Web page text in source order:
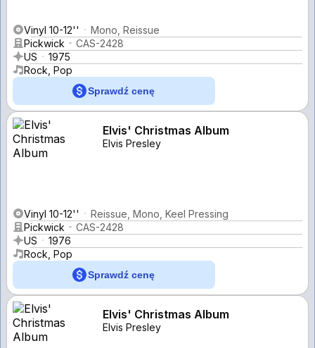
Vinyl 10-12''
Mono, Reissue
Pickwick
CAS-2428
US
1975
Rock, Pop
Sprawdź cenę
Elvis' Christmas Album
Elvis Presley
Vinyl 10-12''
Reissue, Mono, Keel Pressing
Pickwick
CAS-2428
US
1976
Rock, Pop
Sprawdź cenę
Elvis' Christmas Album
Elvis Presley